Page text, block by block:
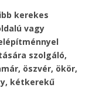
kerekes
vagy
szolgáló,
öszvér, ökör,
kétkerekű